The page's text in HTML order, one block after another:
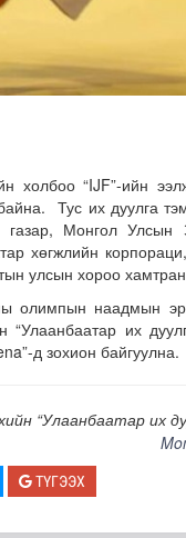
шөнөдөө 18 хэм дулаан
холбоо “IJF”-ийн
Тус их дуулга
газар, Монгол Улсын
хөгжлийн
улсын хороо хамтран
олимпын наадмын
“Улаанбаатар их
д зохион байгуулна.
“Улаанбаатар их
ТҮГЭЭХ